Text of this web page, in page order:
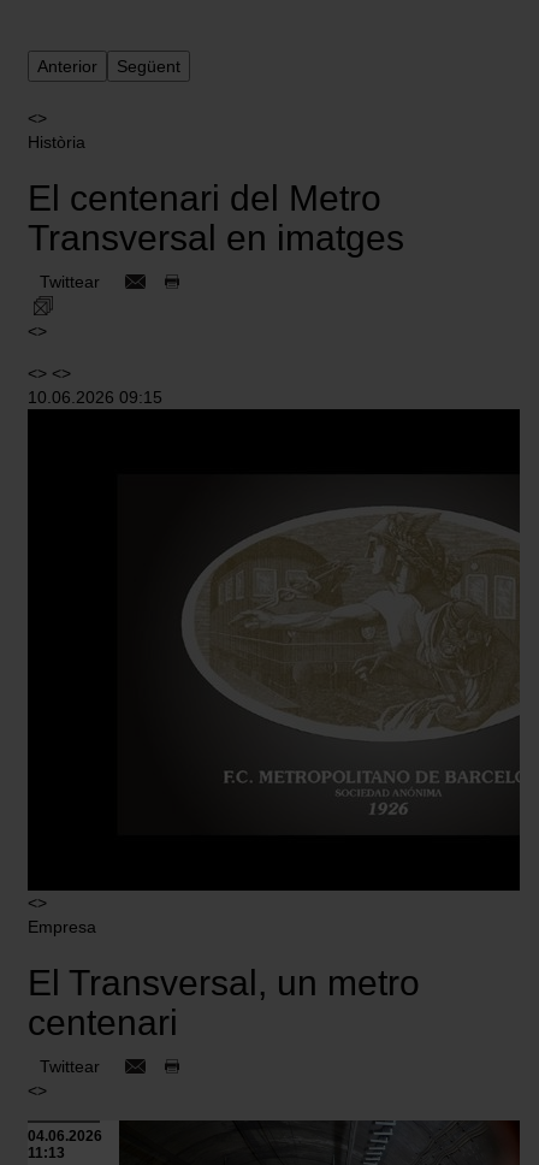
Anterior Següent
<>
Història
El centenari del Metro
Transversal en imatges
Twittear
<>
<> <>
10.06.2026 09:15
<>
Empresa
El Transversal, un metro
centenari
Twittear
<>
04.06.2026
11:13